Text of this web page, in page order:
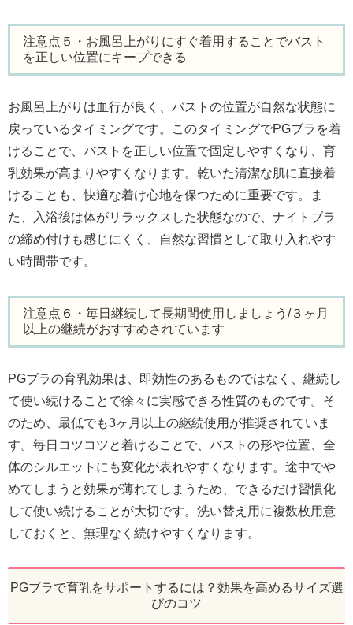
注意点５・お風呂上がりにすぐ着用することでバスト
を正しい位置にキープできる
お風呂上がりは血行が良く、バストの位置が自然な状態に
戻っているタイミングです。このタイミングでPGブラを着
けることで、バストを正しい位置で固定しやすくなり、育
乳効果が高まりやすくなります。乾いた清潔な肌に直接着
けることも、快適な着け心地を保つために重要です。ま
た、入浴後は体がリラックスした状態なので、ナイトブラ
の締め付けも感じにくく、自然な習慣として取り入れやす
い時間帯です。
注意点６・毎日継続して長期間使用しましょう/３ヶ月
以上の継続がおすすめされています
PGブラの育乳効果は、即効性のあるものではなく、継続し
て使い続けることで徐々に実感できる性質のものです。そ
のため、最低でも3ヶ月以上の継続使用が推奨されていま
す。毎日コツコツと着けることで、バストの形や位置、全
体のシルエットにも変化が表れやすくなります。途中でや
めてしまうと効果が薄れてしまうため、できるだけ習慣化
して使い続けることが大切です。洗い替え用に複数枚用意
しておくと、無理なく続けやすくなります。
PGブラで育乳をサポートするには？効果を高めるサイズ選
びのコツ